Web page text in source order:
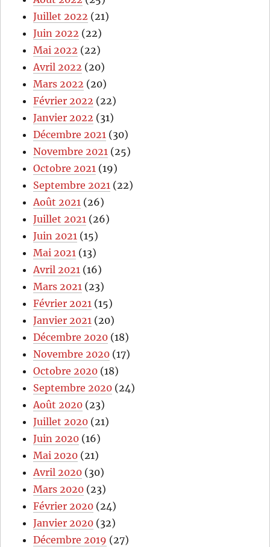
Juillet 2022 (21)
Juin 2022 (22)
Mai 2022 (22)
Avril 2022 (20)
Mars 2022 (20)
Février 2022 (22)
Janvier 2022 (31)
Décembre 2021 (30)
Novembre 2021 (25)
Octobre 2021 (19)
Septembre 2021 (22)
Août 2021 (26)
Juillet 2021 (26)
Juin 2021 (15)
Mai 2021 (13)
Avril 2021 (16)
Mars 2021 (23)
Février 2021 (15)
Janvier 2021 (20)
Décembre 2020 (18)
Novembre 2020 (17)
Octobre 2020 (18)
Septembre 2020 (24)
Août 2020 (23)
Juillet 2020 (21)
Juin 2020 (16)
Mai 2020 (21)
Avril 2020 (30)
Mars 2020 (23)
Février 2020 (24)
Janvier 2020 (32)
Décembre 2019 (27)